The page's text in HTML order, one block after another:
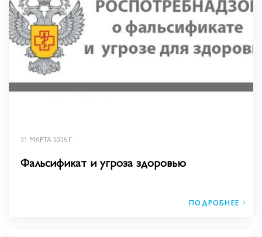
21 МАРТА 2025 Г.
Фальсификат и угроза здоровью
ПОДРОБНЕЕ